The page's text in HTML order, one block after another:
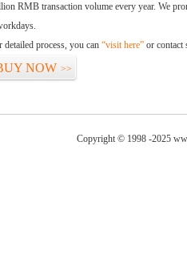
RMB transaction volume every year. We
detailed process, you can “visit here” or contact
NOW >>
Copyright © 1998 -2025